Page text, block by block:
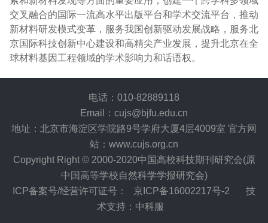
交叉融合的国际一流高水平出版平台和学术交流平台，推动
新材料研发模式变革，服务我国创新驱动发展战略，服务北
京国际科技创新中心建设和高精尖产业发展，提升北京在全
球材料基因工程领域的学术影响力和话语权。
电话：010-82889118
Email：cujs@bjfu.edu.cn
地址：北京市海淀区学院路9号学府大厦4层4009室 官方网
站：www.cujs.org.cn
Copyright Right © 2000-2020中国高校科技期刊研究会(原
中国高等学校自然科学学报研究会)
ICP备案号/经营许可证号：
京ICP备16002217号-2
技
术支持：中科服